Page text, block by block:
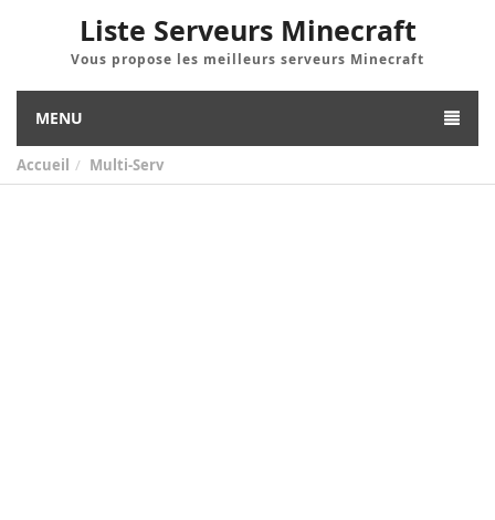
Liste Serveurs Minecraft
Vous propose les meilleurs serveurs Minecraft
MENU
Accueil Multi-Serv